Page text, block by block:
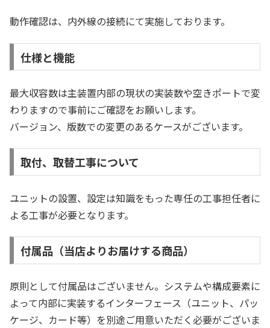
動作確認は、内外線の接続にて実施しております。
仕様と機能
最大収容数は主装置内部の現状の実装数や空きポートで変
わりますので事前にご確認をお願いします。
バージョン、版数での変更のあるケースがございます。
取付、取替工事について
ユニットの設置、設定は知識をもった専任の工事担任者に
よる工事が必要となります。
付属品（当店よりお届けする商品）
原則として付属品はございません。システムや構成要素に
よって内部に実装するインターフェース（ユニット、パッ
ケージ、カード等）を別途ご用意いただく必要がございま